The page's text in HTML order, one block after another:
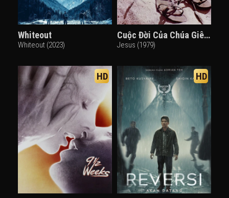
Whiteout
Whiteout (2023)
Cuộc Đời Của Chúa Giê-Su
Jesus (1979)
HD HD